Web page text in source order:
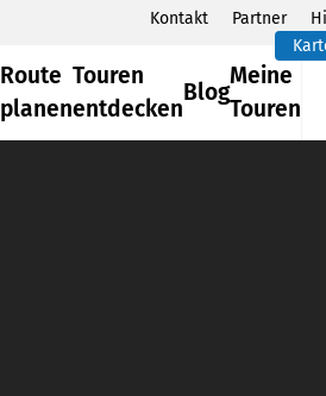
Kontakt Partner
Route
planen
Touren
entdecken
Blog
Meine
Touren